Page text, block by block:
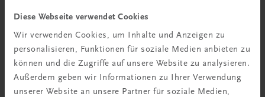
Diese Webseite verwendet Cookies
Wir verwenden Cookies, um Inhalte und Anzeigen zu
personalisieren, Funktionen für soziale Medien anbieten zu
können und die Zugriffe auf unsere Website zu analysieren.
Außerdem geben wir Informationen zu Ihrer Verwendung
unserer Website an unsere Partner für soziale Medien,